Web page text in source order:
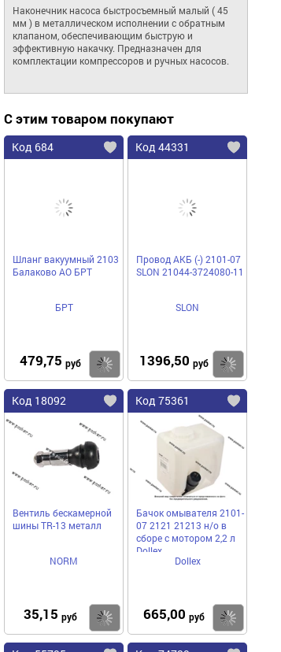
Наконечник насоса быстросъемный малый ( 45
мм ) в металлическом исполнении с обратным
клапаном, обеспечивающим быструю и
эффективную накачку. Предназначен для
комплектации компрессоров и ручных насосов.
С этим товаром покупают
Код 684
Шланг вакуумный 2103
Балаково АО БРТ
БРТ
479,75 руб Купить
Код 44331
Провод АКБ (-) 2101-07
SLON 21044-3724080-11
SLON
1396,50 руб
Код 18092
Вентиль бескамерной
шины TR-13 металл
NORM
35,15 руб Купить
Код 75361
Бачок омывателя 2101-
07 2121 21213 н/о в
сборе с мотором 2,2 л
Dollex
Dollex
665,00 руб